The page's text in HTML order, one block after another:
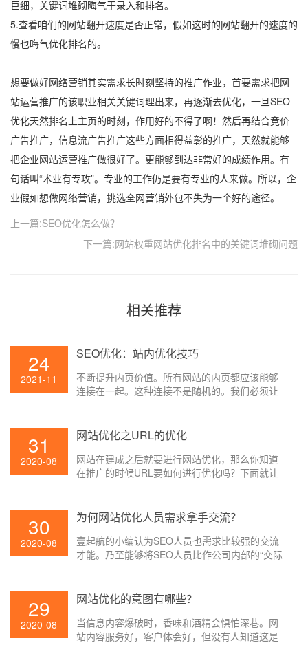
巨细，关键词堆砌晦气于录入和排名。
5.查看咱们的网站翻开速度是否正常，假如这时的网站翻开的速度的
慢也晦气优化排名的。
想要做好网络营销其实需求长时刻坚持的推广作业，首要需求把网
站运营推广的该职业相关关键词理出来，再逐渐去优化，一旦SEO
优化天然排名上主页的时刻，作用好的不得了啊！然后再结合竞价
广告推广，信息流广告推广这些方面相得益彰的推广，天然就能够
把企业网站运营推广做很好了。更能够到达非常好的成绩作用。有
句话叫“术业有专攻”。专业的工作仍是要有专业的人来做。所以，企
业假如想做网络营销，挑选全网营销外包不失为一个好的途径。
上一篇:SEO优化怎么做？
下一篇:网站权重网站优化排名中的关键词堆砌问题
相关推荐
24
2021-11
SEO优化：站内优化技巧
不断提升内页价值。所有网站的内页都应该能够
连接在一起。这种连接不是随机的。我们必须让
31
2020-08
网站优化之URL的优化
网站在建成之后就要进行网站优化，那么你知道
在推广的时候URL要如何进行优化吗？下面就让
30
2020-08
为何网站优化人员需求拿手交流？
壹起航的小编认为SEO人员也需求比较强的交流
才能。乃至能够将SEO人员比作公司内部的“交际
行交流。所以SEO人员应该具有比较强的交流才
源也很难争取到, 网站优化作业也就无法顺利开
展。
29
2020-08
网站优化的意图有哪些？
当信息内容爆破时，香味和酒精会惧怕深巷。网
站内容服务好，客户体会好，但没有人知道这是